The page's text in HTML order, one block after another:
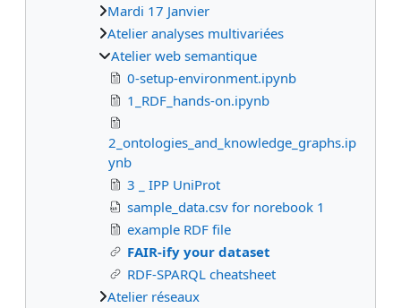
Mardi 17 Janvier
Atelier analyses multivariées
Atelier web semantique
0-setup-environment.ipynb
1_RDF_hands-on.ipynb
2_ontologies_and_knowledge_graphs.ip
ynb
3 _ IPP UniProt
sample_data.csv for norebook 1
example RDF file
FAIR-ify your dataset
RDF-SPARQL cheatsheet
Atelier réseaux